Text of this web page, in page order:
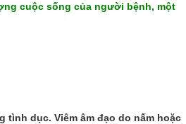
cuộc sống của người bệnh, một
dục. Viêm âm đạo do nấm hoặc